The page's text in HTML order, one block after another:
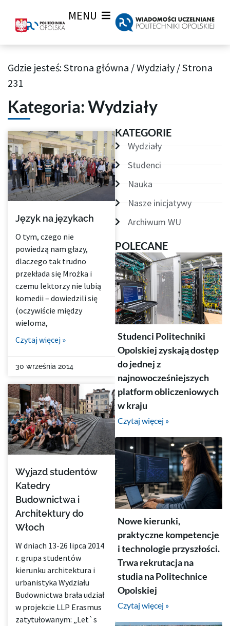
MENU
Archiwum aktualności Wiadomości Uczelnianych
Gdzie jesteś:Strona główna /Wydziały/Strona
231
Kategoria: Wydziały
Język na językach
O tym, czego nie
powiedzą nam głazy,
dlaczego tak trudno
przekłada się Mrożka i
czemu lektorzy nie lubią
komedii – dowiedzili się
(oczywiście między
wieloma,
Czytaj więcej »
30 września 2014
Wyjazd studentów
Katedry
Budownictwa i
Architektury do
Włoch
W dniach 13-26 lipca 2014
r. grupa studentów
kierunku architektura i
urbanistyka Wydziału
Budownictwa brała udział
w projekcie LLP Erasmus
zatytułowanym: „Let`s
Strona Strona
StronaStronaStronaStrona
Strona KATEGORIE
Wydziały
Studenci
Nauka
Nasze inicjatywy
Archiwum WU
POLECANE
Studenci Politechniki
Opolskiej zyskają dostęp
do jednej z
najnowocześniejszych
platform obliczeniowych
w kraju
Czytaj więcej »
Nowe kierunki,
praktyczne kompetencje
i technologie przyszłości.
Trwa rekrutacja na
studia na Politechnice
Opolskiej
Czytaj więcej »